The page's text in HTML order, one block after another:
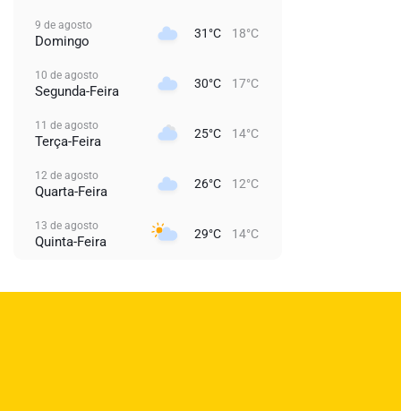
9 de agosto
Domingo 31°C 18°C
10 de agosto
Segunda-Feira 30°C 17°C
11 de agosto
Terça-Feira 25°C 14°C
12 de agosto
Quarta-Feira 26°C 12°C
13 de agosto
Quinta-Feira 29°C 14°C